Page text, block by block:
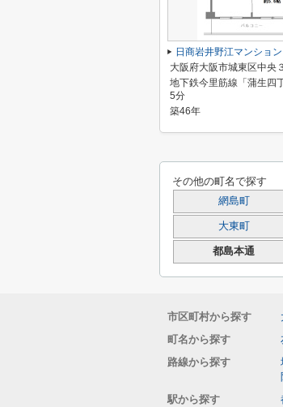
日商岩井野江マンション
大阪府大阪市城東区中央
地下鉄今里筋線「蒲生四
5分
築46年
その他の町名で探す
網島町
大東町
都島本通
市区町村から探す
町名から探す
路線から探す
駅から探す